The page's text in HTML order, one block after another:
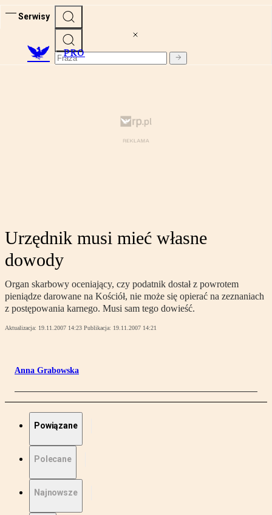
Serwisy
PRO
Urzędnik musi mieć własne
dowody
Organ skarbowy oceniający, czy podatnik dostał z powrotem
pieniądze darowane na Kościół, nie może się opierać na zeznaniach
z postępowania karnego. Musi sam tego dowieść.
Aktualizacja: 19.11.2007 14:23 Publikacja: 19.11.2007 14:21
Anna Grabowska
Powiązane
Polecane
Najnowsze